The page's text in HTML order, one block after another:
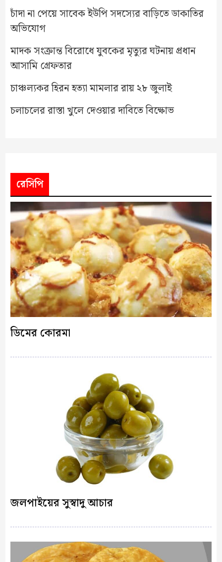
চাঁদা না পেয়ে সাবেক ইউপি সদস্যের বাড়িতে ডাকাতির
অভিযোগ
মাদক সংক্রান্ত বিরোধে যুবকের মৃত্যুর ঘটনায় প্রধান
আসামি গ্রেফতার
চাঞ্চল্যকর হিরন হত্যা মামলার রায় ২৮ জুলাই
চলাচলের রাস্তা খুলে দেওয়ার দাবিতে বিক্ষোভ
রেসিপি
ডিমের কোরমা
জলপাইয়ের সুস্বাদু আচার